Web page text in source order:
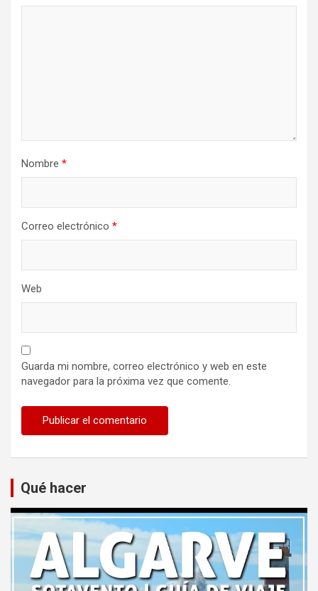
Nombre *
Correo electrónico *
Web
Guarda mi nombre, correo electrónico y web en este
navegador para la próxima vez que comente.
Qué hacer